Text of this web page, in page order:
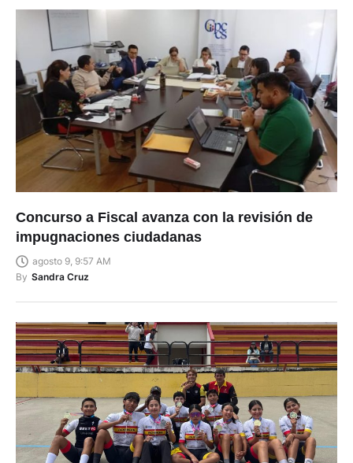
Concurso a Fiscal avanza con la revisión de
impugnaciones ciudadanas
agosto 9, 9:57 AM
By Sandra Cruz